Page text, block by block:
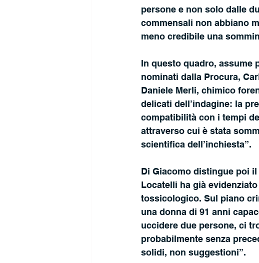
persone e non solo dalle
commensali non abbiano
meno credibile una
In questo quadro, assume
nominati dalla Procura,
Daniele Merli, chimico
delicati dell’indagine: la
compatibilità con i tempi
attraverso cui è stata
scientifica dell’inchiesta”.
Di Giacomo distingue poi
Locatelli ha già
tossicologico. Sul piano
una donna di 91 anni
uccidere due persone, ci
probabilmente senza
solidi, non suggestioni”.